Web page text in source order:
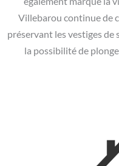
Villebarou continue de
préservant les vestiges
la possibilité de